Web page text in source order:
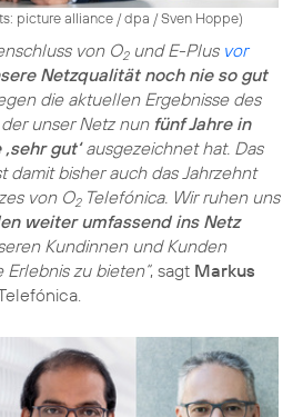
picture alliance / dpa / Sven Hoppe)
von O2und E-Plus vor
Netzqualität noch nie so gut
die aktuellen Ergebnisse des
unser Netz nun fünf Jahre in
gut‘ausgezeichnet hat. Das
damit bisher auch das Jahrzehnt
von O2Telefónica. Wir ruhen uns
weiter umfassend ins Netz
Kundinnen und Kunden
zu bieten“, sagt Markus